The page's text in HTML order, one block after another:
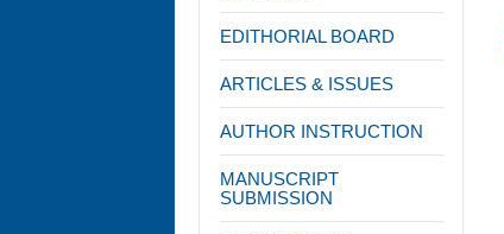
EDITHORIAL BOARD
ARTICLES & ISSUES
AUTHOR INSTRUCTION
MANUSCRIPT
SUBMISSION